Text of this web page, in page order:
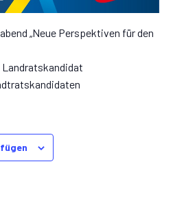
„Neue Perspektiven für den